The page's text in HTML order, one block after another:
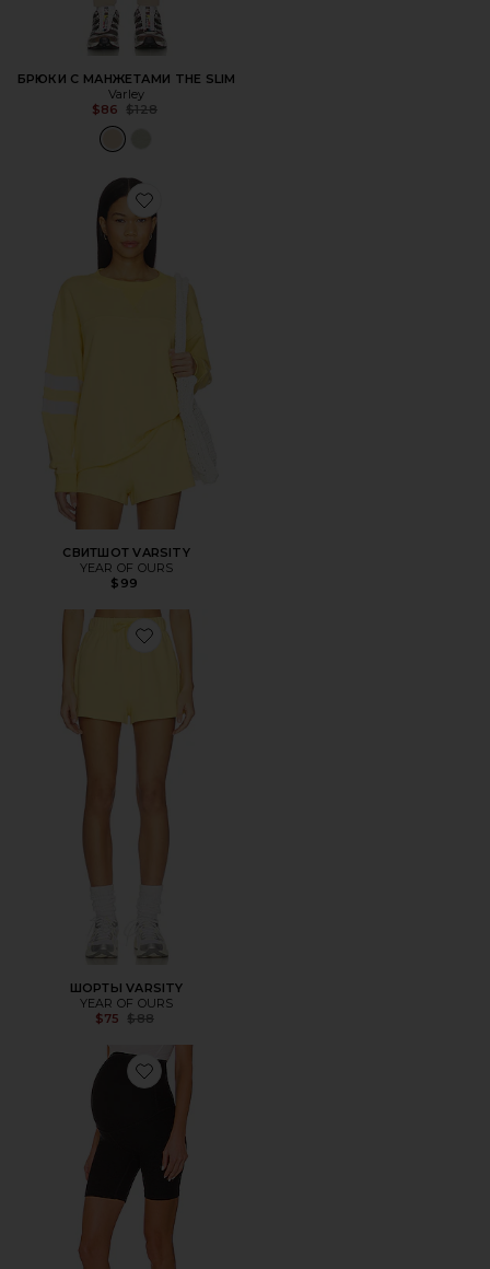
БРЮКИ С МАНЖЕТАМИ THE SLIM
Varley
$86 Previous price:
$128
Favorite СВИТШОТ VARSITY
СВИТШОТ VARSITY
YEAR OF OURS
$99
Favorite ШОРТЫ VARSITY
ШОРТЫ VARSITY
YEAR OF OURS
$75
Previous price:
$88
Favorite ШОРТЫ CRUISER